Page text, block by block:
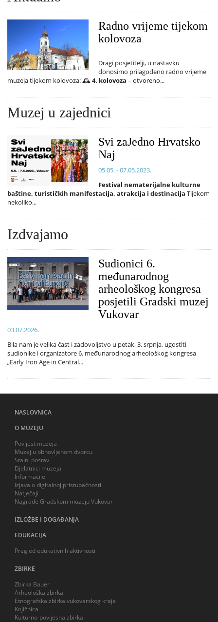
Radno vrijeme tijekom
kolovoza
Dragi posjetitelji, u nastavku
donosimo prilagođeno radno vrijeme
muzeja tijekom kolovoza: 🕰️4. kolovoza – otvoreno...
Muzej u zajednici
Svi zaJedno Hrvatsko
Naj
05.05. - 07.05.2023.
Festival nematerijalne kulturne
baštine, turističkih manifestacija, atrakcija i destinacija Tijekom
nekoliko...
Izdvajamo
Sudionici 6.
međunarodnog
arheološkog kongresa
posjetili Gradski muzej
Vukovar
03.07.2026.
Bila nam je velika čast i zadovoljstvo u petak, 3. srpnja, ugostiti
sudionike i organizatore 6. međunarodnog arheološkog kongresa
„Early Iron Age in Central...
NASLOVNICA
O MUZEJU
Povijest muzeja
Muzej u obnovljenom dvorcu
Stalni postav
Djelatnici muzeja
Informacije
Izjava o digitalnoj pristupačnosti
Natječaji
Nagrade Gradskom muzeju Vukovar
IZLOŽBE I DOGAĐANJA
EDUKACIJA
Pregled edukativnih aktivnosti
ZBIRKE
Zbirka Bauer
Arheološka zbirka
Etnografska zbirka vukovarskog kraja
Knjižnica
Kulturno-povijesna zbirka